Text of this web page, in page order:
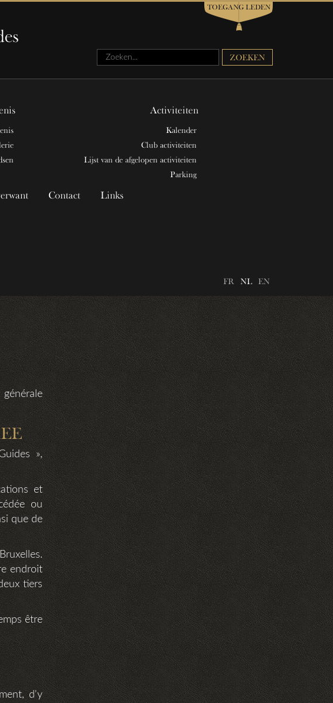
TOEGANG LEDEN
Zoeken... ZOEKEN
Activiteiten
Kalender
Club activiteiten
Lijst van de afgelopen activiteiten
Parking
Contact Links
FR NL EN
»,
et
ou
que de
endroit
tiers
être
d'y